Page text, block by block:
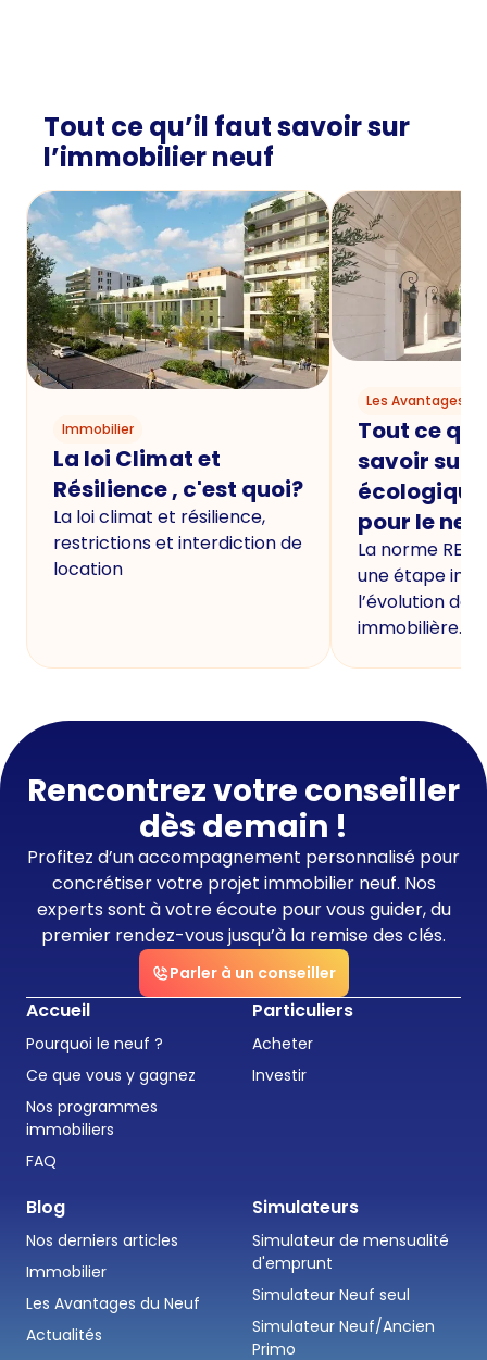
Tout ce qu’il faut savoir sur
l’immobilier neuf
Immobilier
La loi Climat et
Résilience , c'est quoi?
La loi climat et résilience,
restrictions et interdiction de
location
Les Avantages
Tout ce
savoir sur
écologique
pour le
La norme
une étape
l’évolution de
immobilière.
Rencontrez votre conseiller
dès demain !
Profitez d’un accompagnement personnalisé pour
concrétiser votre projet immobilier neuf. Nos
experts sont à votre écoute pour vous guider, du
premier rendez-vous jusqu’à la remise des clés.
Parler à un conseiller
Accueil
Pourquoi le neuf ?
Ce que vous y gagnez
Nos programmes
immobiliers
FAQ
Particuliers
Acheter
Investir
Blog
Nos derniers articles
Immobilier
Les Avantages du Neuf
Actualités
Simulateurs
Simulateur de mensualité
d'emprunt
Simulateur Neuf seul
Simulateur Neuf/Ancien
Primo